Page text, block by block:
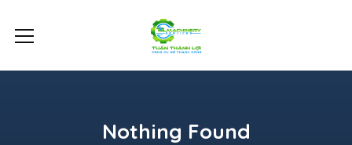
Nothing Found